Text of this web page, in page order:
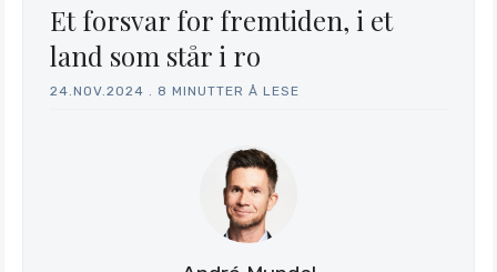
Et forsvar for fremtiden, i et
land som står i ro
24.NOV.2024 8 MINUTTER Å LESE